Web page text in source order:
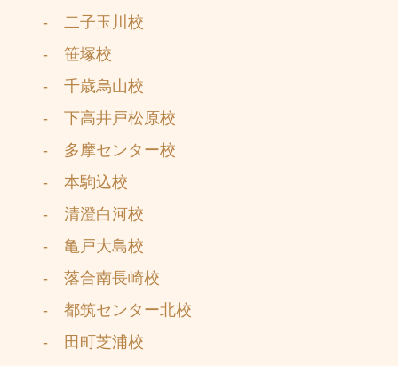
- 二子玉川校
- 笹塚校
- 千歳烏山校
- 下高井戸松原校
- 多摩センター校
- 本駒込校
- 清澄白河校
- 亀戸大島校
- 落合南長崎校
- 都筑センター北校
- 田町芝浦校